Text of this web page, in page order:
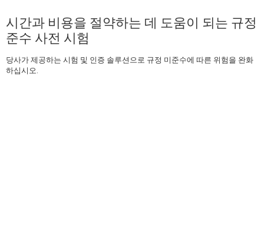
시간과 비용을 절약하는 데 도움이 되는 규정
준수 사전 시험
당사가 제공하는 시험 및 인증 솔루션으로 규정 미준수에 따른 위험을 완화
하십시오.